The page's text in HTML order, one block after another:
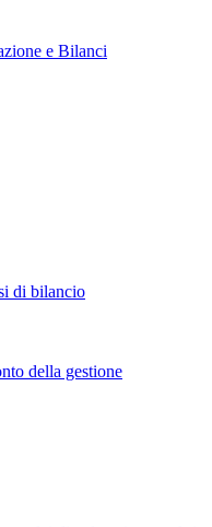
e Bilanci
di bilancio
della gestione